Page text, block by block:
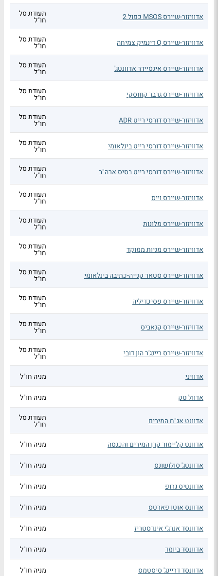
אדוויזור-שיירס MSOS כפול 2 תעודת סל
חו"ל
אדוויזור-שיירס Q דינמיק צמיחה תעודת סל
חו"ל
אדוויזור-שיירס אינסיידר אדוונטג' תעודת סל
חו"ל
אדוויזור-שיירס גרבר קוווסקי תעודת סל
חו"ל
אדוויזור-שיירס דורסי רייט ADR תעודת סל
חו"ל
אדוויזור-שיירס דורסי רייט בינלאומי תעודת סל
חו"ל
אדוויזור-שיירס דורסי רייט בסיס ארה"ב תעודת סל
חו"ל
אדוויזור-שיירס וייס תעודת סל
חו"ל
אדוויזור-שיירס מלונות תעודת סל
חו"ל
אדוויזור-שיירס מניות ממוקד תעודת סל
חו"ל
אדוויזור-שיירס סטאר קנייה-כתיבה בינלאומי תעודת סל
חו"ל
אדוויזור-שיירס פסיכדיליה תעודת סל
חו"ל
אדוויזור-שיירס קנאביס תעודת סל
חו"ל
אדוויזור-שיירס ריינג'ר הון דובי תעודת סל
חו"ל
אדוויני
מניה חו"ל
אדוול טק מניה חו"ל
אדוונט אג"ח המירים תעודת סל
חו"ל
אדוונט קליימור קרן המירים והכנסה
מניה חו"ל
אדוונטג' סולושונס מניה חו"ל
אדוונטיס גרופ מניה חו"ל
אדוונס אוטו פארטס מניה חו"ל
אדוונסד אנרג'י אינדסטריז מניה חו"ל
אדוונסד ביומד מניה חו"ל
אדוונסד דריינג' סיסטמס מניה חו"ל